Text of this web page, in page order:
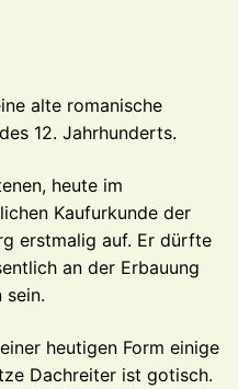
alte romanische
12. Jahrhunderts.
heute im
Kaufurkunde der
erstmalig auf. Er dürfte
an der Erbauung
sein.
heutigen Form einige
Dachreiter ist gotisch.